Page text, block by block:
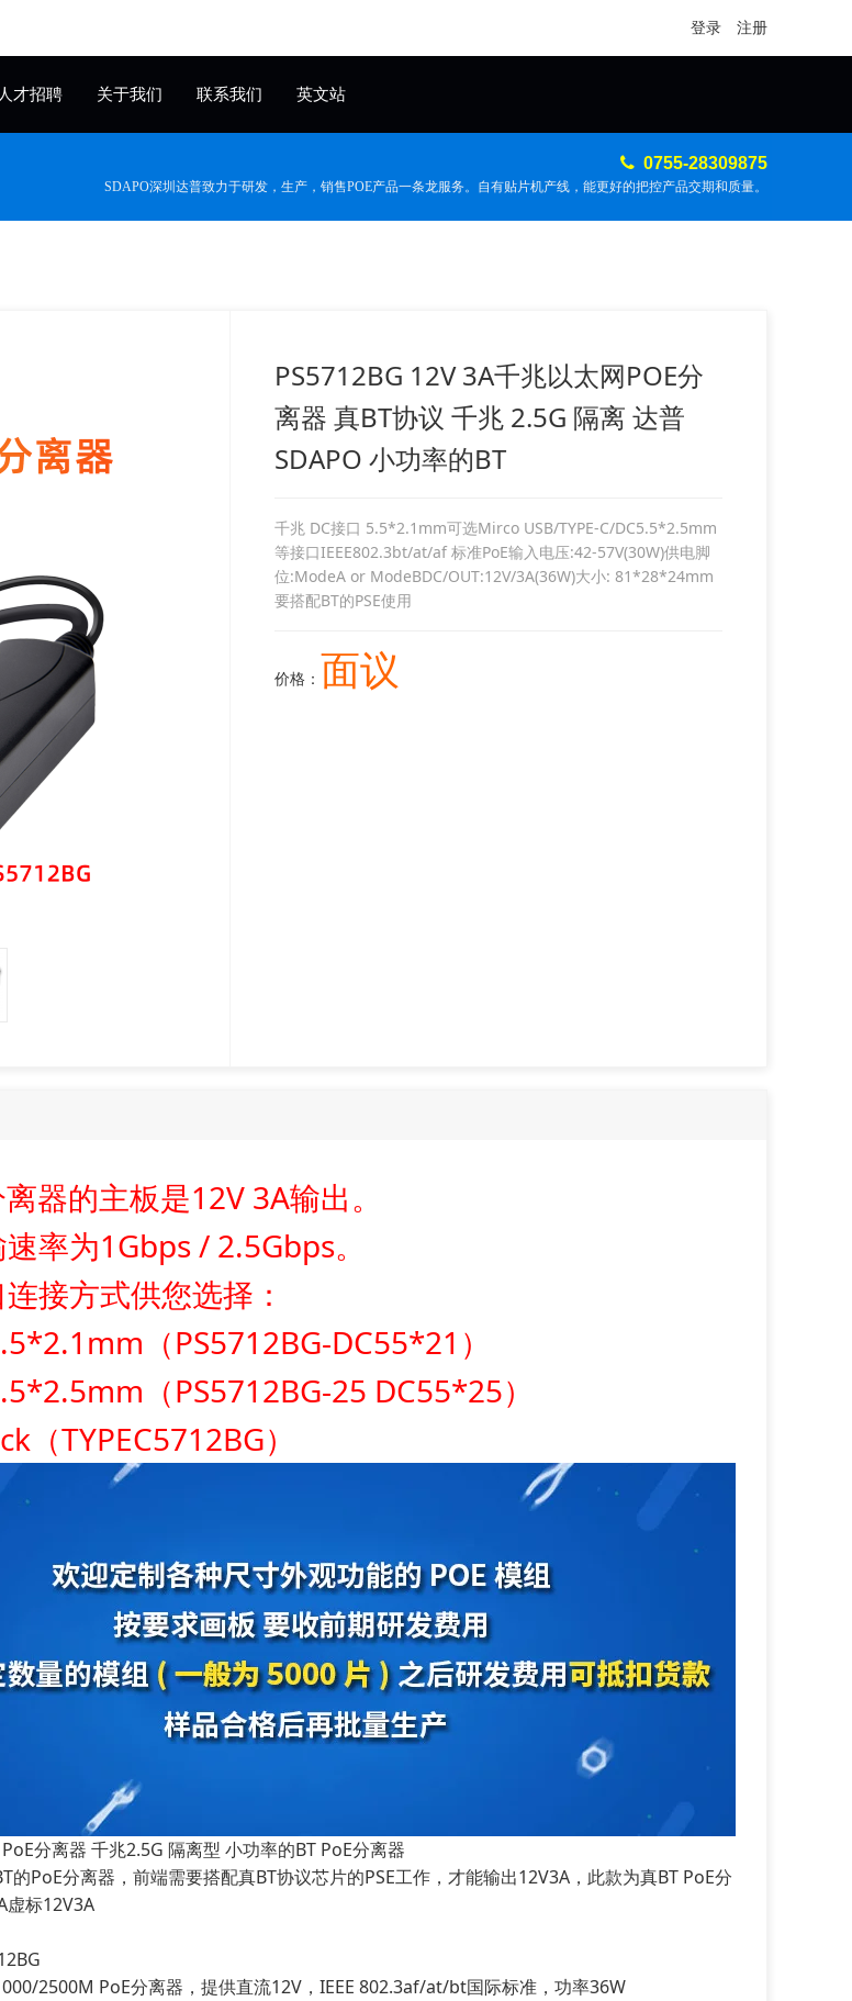
登录 注册
人才招聘 关于我们 联系我们 英文站
0755-28309875
SDAPO深圳达普致力于研发，生产，销售POE产品一条龙服务。自有贴片机产线，能更好的把控产品交期和质量。
PS5712BG 12V 3A千兆以太网POE分
离器 真BT协议 千兆 2.5G 隔离 达普
SDAPO 小功率的BT
千兆 DC接口 5.5*2.1mm可选Mirco USB/TYPE-C/DC5.5*2.5mm
等接口IEEE802.3bt/at/af 标准PoE输入电压:42-57V(30W)供电脚
位:ModeA or ModeBDC/OUT:12V/3A(36W)大小: 81*28*24mm
要搭配BT的PSE使用
价格： 面议
器的主板是12V 3A输出。
率为1Gbps / 2.5Gbps。
接方式供您选择：
（PS5712BG-DC55*21）
（PS5712BG-25 DC55*25）
（TYPEC5712BG）
分离器 千兆2.5G 隔离型 小功率的BT PoE分离器
的PoE分离器，前端需要搭配真BT协议芯片的PSE工作，才能输出12V3A，此款为真BT PoE分
虚标12V3A
2500M PoE分离器，提供直流12V，IEEE 802.3af/at/bt国际标准，功率36W